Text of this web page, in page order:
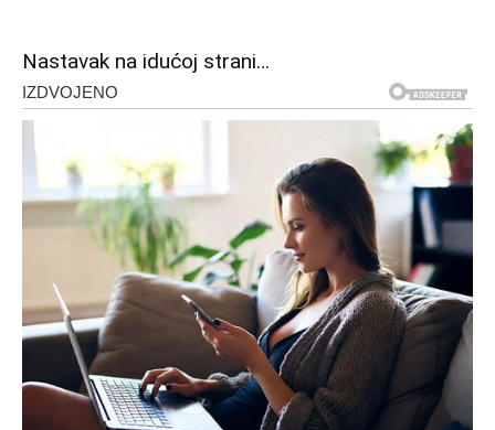
Nastavak na idućoj strani…